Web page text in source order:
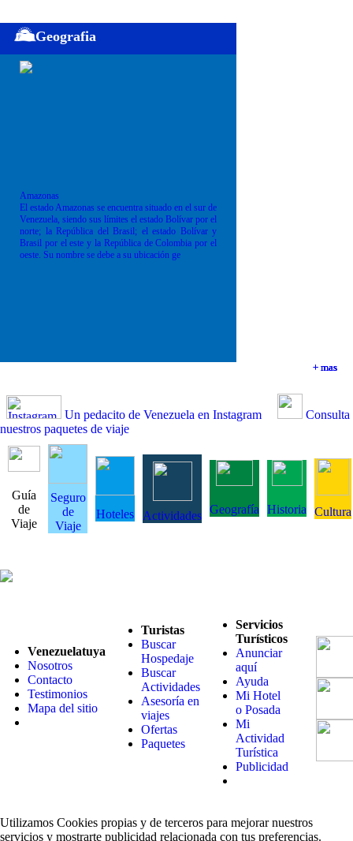
+ mas
+ mas
+ mas
Geografia
Amazonas
El estado Amazonas se encuentra situado en el sur de
Venezuela, siendo sus límites el estado Bolívar por el
norte; la República del Brasil; el estado Bolívar y
Brasil por el este y la República de Colombia por el
oeste. Su nombre se debe a su ubicación ge
+ mas
Un pedacito de Venezuela en Instagram
Consulta
nuestros paquetes de viaje
Guía
de
Viaje
Seguro
de
Viaje
Hoteles Actividades Geografía Historia Cultura
Venezuelatuya
Nosotros
Contacto
Testimonios
Mapa del sitio
Turistas
Buscar
Hospedaje
Buscar
Actividades
Asesoría en
viajes
Ofertas
Paquetes
Servicios
Turísticos
Anunciar
aquí
Ayuda
Mi Hotel
o Posada
Mi
Actividad
Turística
Publicidad
Utilizamos Cookies propias y de terceros para mejorar nuestros
servicios y mostrarte publicidad relacionada con tus preferencias.